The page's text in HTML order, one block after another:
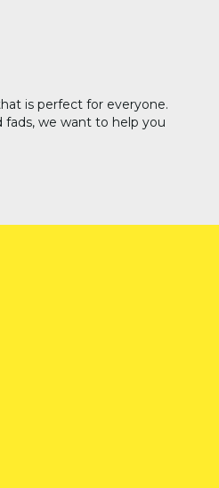
is perfect for everyone.
we want to help you